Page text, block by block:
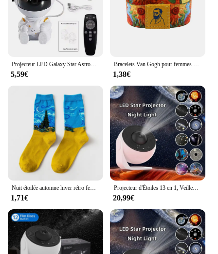
5,59€ 1,38€
Nuit étoilée automne hiver rétro femmes personnalité Art Van Gogh Mural mondialement célèbre peinture mâle chaussettes huile drôle heureux hommes chaussettes
1,71€
Projecteur d'Étoiles 13 en 1, Veilleuse, Galaxie, Ciel Étoilé, Rotation à 360 °, Lampe de Communautés étarium pour Décoration de Chambre d'Enfant
20,99€